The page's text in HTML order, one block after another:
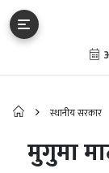
स्थानीय सरकार
मुगुमा